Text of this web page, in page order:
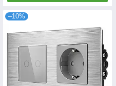
–10%